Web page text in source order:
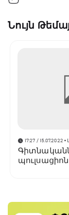
Նույն
17:27 / 15.07.2022 •